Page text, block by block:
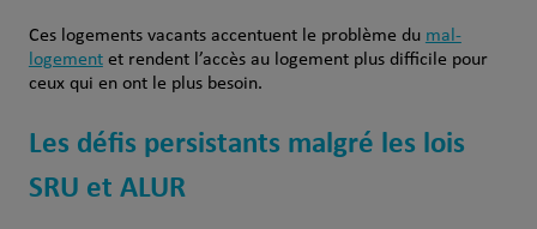
Ces logements vacants accentuent le problème du mal-
logementet rendent l’accès au logement plus difficile pour
ceux qui en ont le plus besoin.
Les défis persistants malgré les lois
SRU et ALUR